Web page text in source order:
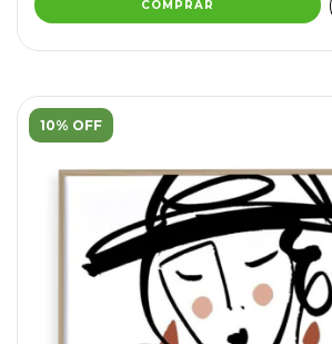
COMPRAR
10% OFF